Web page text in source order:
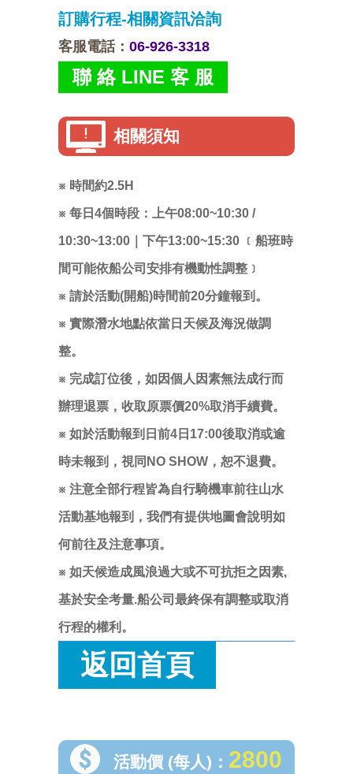
訂購行程-相關資訊洽詢
客服電話： 06-926-3318
聯 絡 LINE 客 服
相關須知
※ 時間約2.5H
※ 每日4個時段：上午08:00~10:30 /
10:30~13:00｜下午13:00~15:30 ﹝船班時
間可能依船公司安排有機動性調整﹞
※ 請於活動(開船)時間前20分鐘報到。
※ 實際潛水地點依當日天候及海況做調
整。
※ 完成訂位後，如因個人因素無法成行而
辦理退票，收取原票價20%取消手續費。
※ 如於活動報到日前4日17:00後取消或逾
時未報到，視同NO SHOW，恕不退費。
※ 注意全部行程皆為自行騎機車前往山水
活動基地報到，我們有提供地圖會說明如
何前往及注意事項。
※ 如天候造成風浪過大或不可抗拒之因素,
基於安全考量.船公司最終保有調整或取消
行程的權利。
返回首頁
活動價 (每人)： 2800